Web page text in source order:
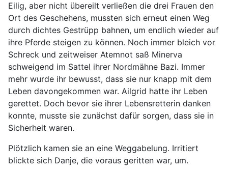
Eilig, aber nicht übereilt verließen die drei Frauen den
Ort des Geschehens, mussten sich erneut einen Weg
durch dichtes Gestrüpp bahnen, um endlich wieder auf
ihre Pferde steigen zu können. Noch immer bleich vor
Schreck und zeitweiser Atemnot saß Minerva
schweigend im Sattel ihrer Nordmähne Bazi. Immer
mehr wurde ihr bewusst, dass sie nur knapp mit dem
Leben davongekommen war. Ailgrid hatte ihr Leben
gerettet. Doch bevor sie ihrer Lebensretterin danken
konnte, musste sie zunächst dafür sorgen, dass sie in
Sicherheit waren.
Plötzlich kamen sie an eine Weggabelung. Irritiert
blickte sich Danje, die voraus geritten war, um.